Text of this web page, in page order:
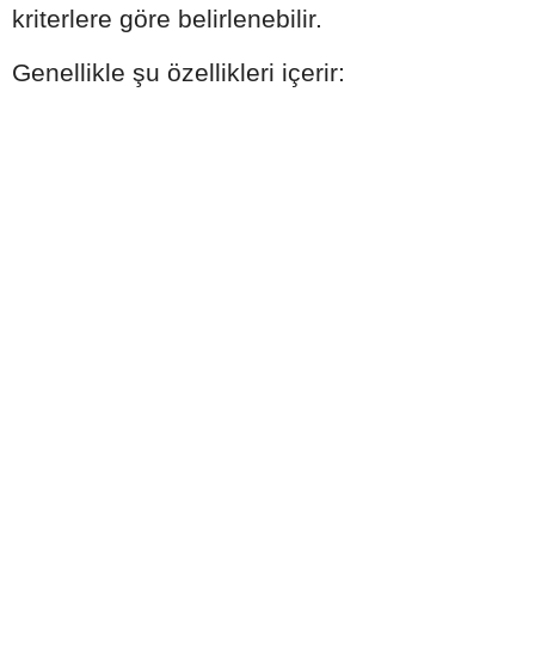
kriterlere göre belirlenebilir.
Genellikle şu özellikleri içerir: